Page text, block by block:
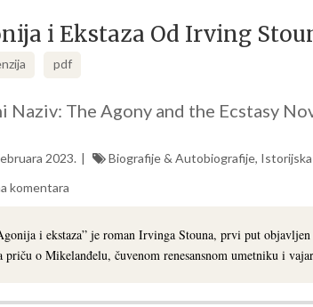
i Ekstaza Od Irving
pdf
Naziv: The Agony and the Ecstasy
2023. Biografije & Autobiografije, Istorijska
komentara
i ekstaza” je roman Irvinga Stouna, prvi put
priču o Mikelanđelu, čuvenom renesansnom umetniku i